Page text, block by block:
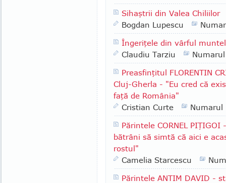
Sihaştrii din Valea Chiliilor
Bogdan Lupescu
Îngeriţele din vârful
Claudiu Tarziu
Preasfinţitul FLORENTIN
Cluj-Gherla - "Eu cred că
faţă de România"
Cristian Curte
Numarul
Părintele CORNEL
bătrâni să simtă că aici e
rostul"
Camelia Starcescu
Părintele ANTIM DAVID -